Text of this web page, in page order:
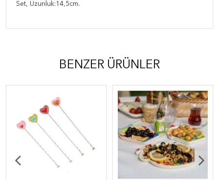
Set, Uzunluk:14,5cm.
BENZER ÜRÜNLER